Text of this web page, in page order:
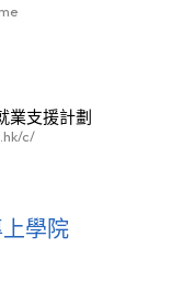
業支援計劃
c/
學院